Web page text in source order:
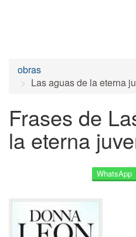
obras
Las aguas de la eterna
Frases de
la eterna
WhatsApp